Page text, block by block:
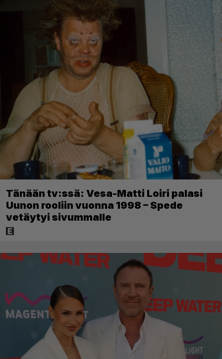
Tänään tv:ssä: Vesa-Matti Loiri palasi
Uunon rooliin vuonna 1998 – Spede
vetäytyi sivummalle